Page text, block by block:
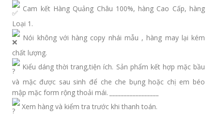
Cam kết Hàng Quảng Châu 100%, hàng Cao Cấp, hàng
Loại 1.
Nói không với hàng copy nhái mẫu , hàng may lại kém
chất lượng.
Kiểu dáng thời trang,tiện ích. Sản phẩm kết hợp mặc bầu
và mặc được sau sinh để che che bụng hoặc chị em béo
mập mặc form rộng thoải mái.
Xem hàng và kiểm tra trước khi thanh toán.